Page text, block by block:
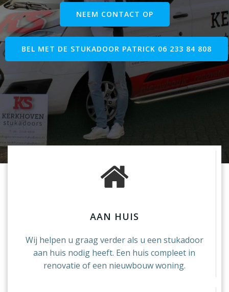
NEEM CONTACT OP
BEL MET DE STUKADOOR PATRICK 06 233 84 808
AAN HUIS
Wij helpen u graag verder als u een stukadoor
aan huis nodig heeft. Een huis compleet in
renovatie of een nieuwbouw woning.